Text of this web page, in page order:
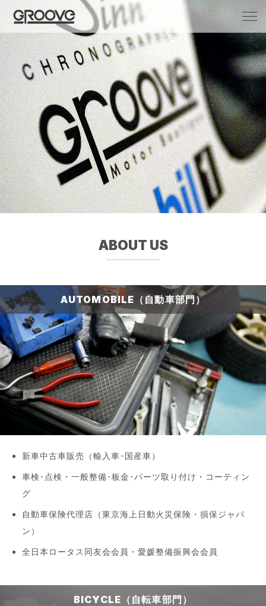
Groove 自転車 カフェ 輸入車・国産車のチ
ューニング/販売
ABOUT US
AUTOMOBILE（自動車部門）
新車中古車販売（輸入車･国産車）
車検･点検・一般整備･板金･パーツ取り付け・コーティン
グ
自動車保険代理店（東京海上日動火災保険・損保ジャパ
ン）
全日本ロータス同友会会員・愛媛整備振興会会員
BICYCLE（自転車部門）